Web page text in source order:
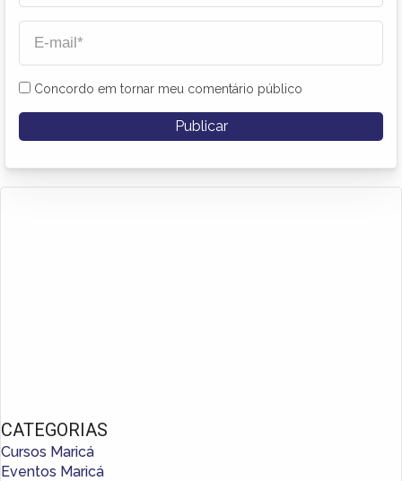
Concordo em tornar meu comentário público
CATEGORIAS
Cursos Maricá
Eventos Maricá